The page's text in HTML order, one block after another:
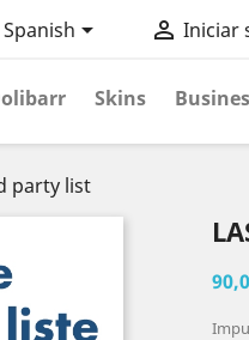
Spanish  Iniciar
Skins
party list